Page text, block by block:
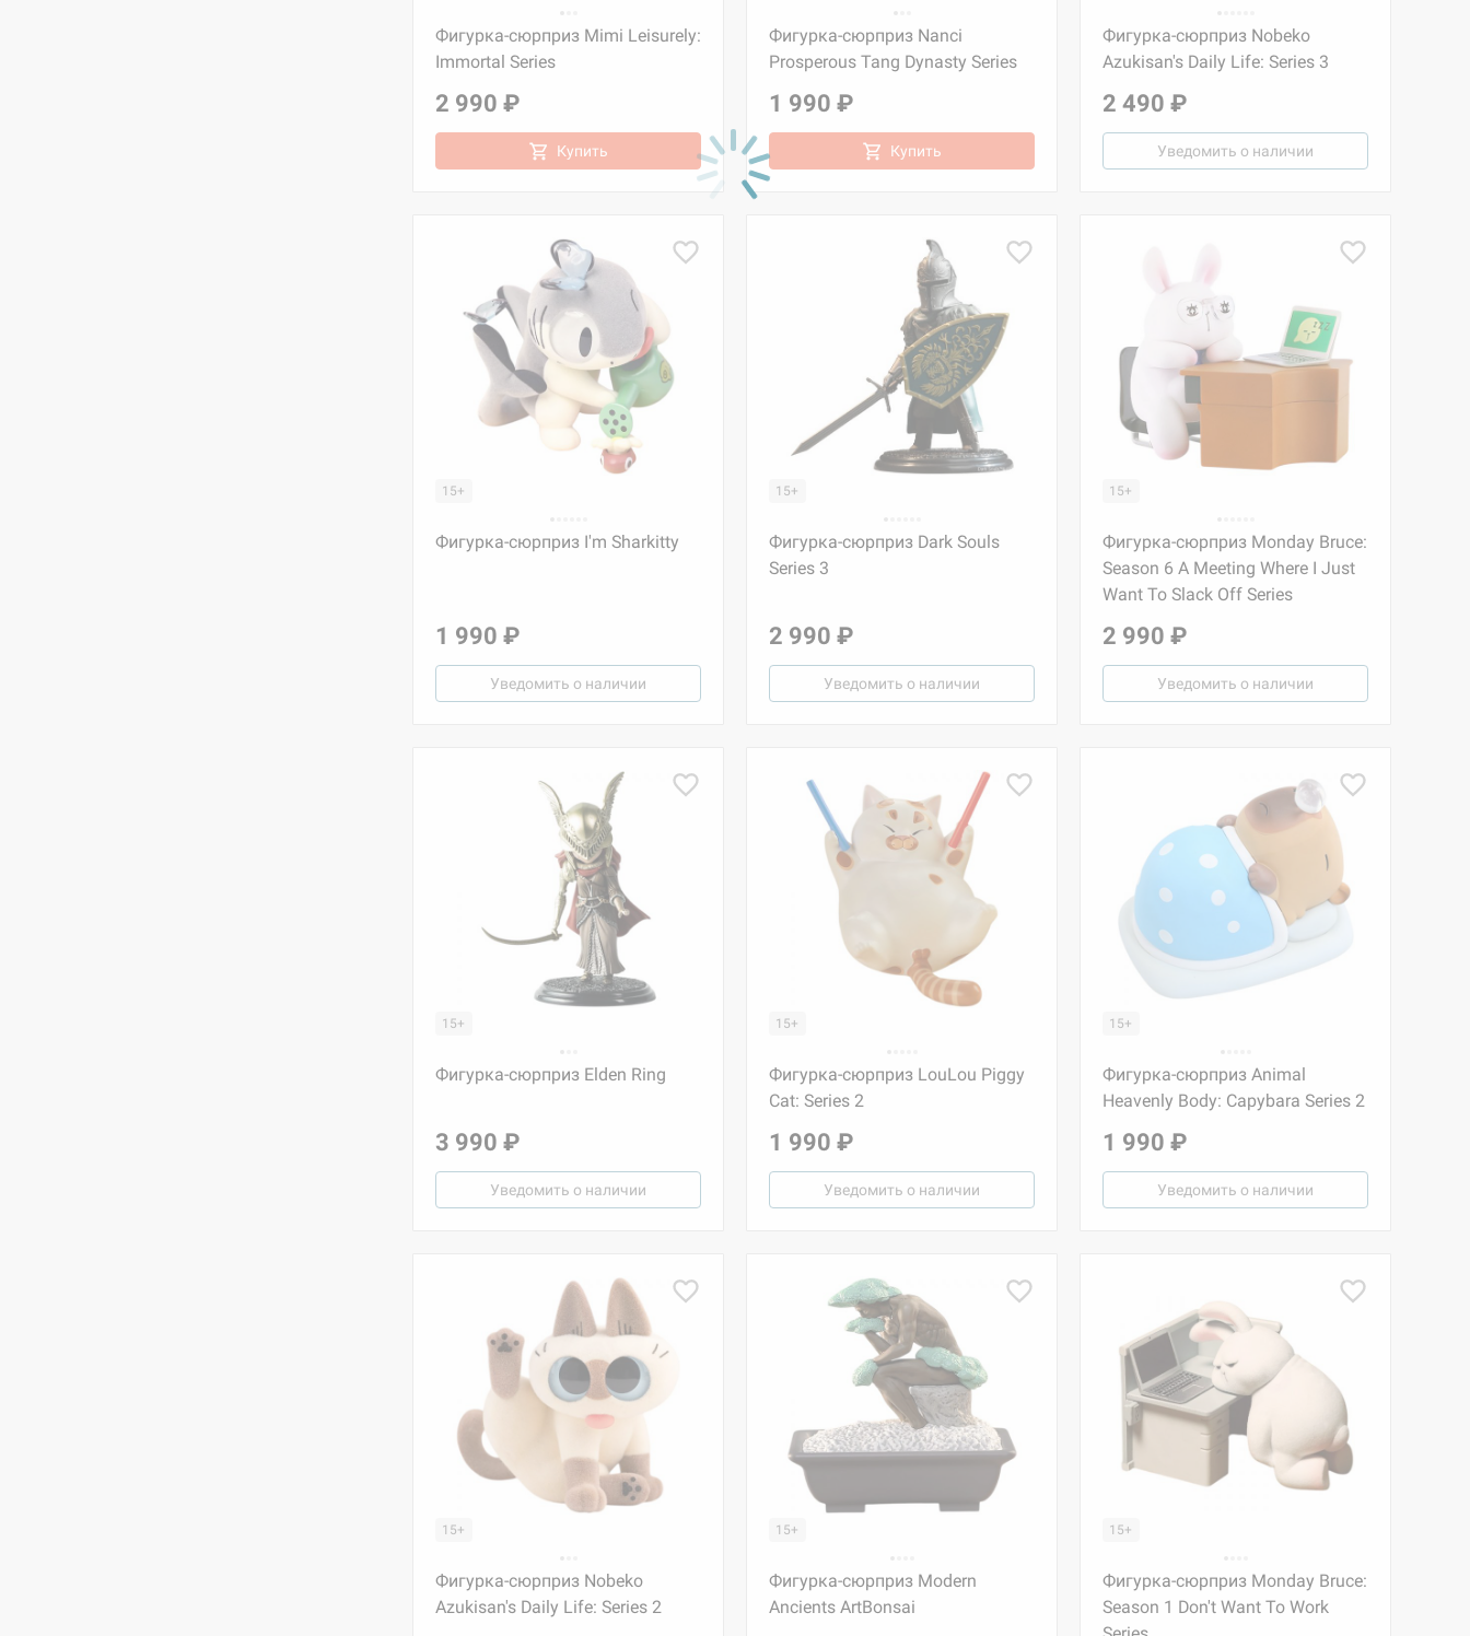
Фигурка-сюрприз Mimi Leisurely:
Immortal Series
2 990 ₽
Купить
Фигурка-сюрприз Nanci
Prosperous Tang Dynasty Series
1 990 ₽
Купить
Фигурка-сюрприз Nobeko
Azukisan's Daily Life: Series 3
2 490 ₽
Уведомить о наличии
15+
Фигурка-сюрприз I'm Sharkitty
1 990 ₽
Уведомить о наличии
15+
Фигурка-сюрприз Dark Souls
Series 3
2 990 ₽
Уведомить о наличии
15+
Фигурка-сюрприз Monday Bruce:
Season 6 A Meeting Where I Just
Want To Slack Off Series
2 990 ₽
Уведомить о наличии
15+
Фигурка-сюрприз Elden Ring
3 990 ₽
Уведомить о наличии
15+
Фигурка-сюрприз LouLou Piggy
Cat: Series 2
1 990 ₽
Уведомить о наличии
15+
Фигурка-сюрприз Animal
Heavenly Body: Capybara Series 2
1 990 ₽
Уведомить о наличии
15+
Фигурка-сюрприз Nobeko
Azukisan's Daily Life: Series 2
15+
Фигурка-сюрприз Modern
Ancients ArtBonsai
15+
Фигурка-сюрприз Monday Bruce:
Season 1 Don't Want To Work